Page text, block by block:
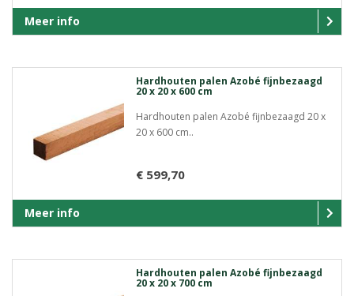
Meer info
Hardhouten palen Azobé fijnbezaagd
20 x 20 x 600 cm
Hardhouten palen Azobé fijnbezaagd 20 x
20 x 600 cm..
€ 599,70
Meer info
Hardhouten palen Azobé fijnbezaagd
20 x 20 x 700 cm